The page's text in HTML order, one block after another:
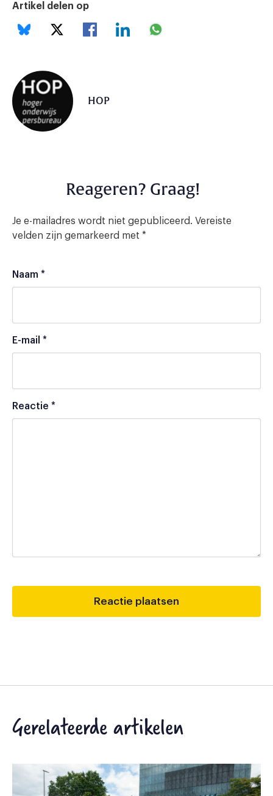
Artikel delen op
HOP
Reageren? Graag!
Je e-mailadres wordt niet gepubliceerd. Vereiste
velden zijn gemarkeerd met *
Naam *
E-mail *
Reactie *
Gerelateerde artikelen